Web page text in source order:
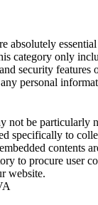
absolutely
category only
security features
personal
not be particularly
specifically to
contents
to procure user
website.